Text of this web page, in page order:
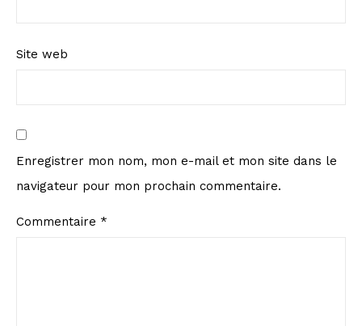
Site web
Enregistrer mon nom, mon e-mail et mon site dans le
navigateur pour mon prochain commentaire.
Commentaire *